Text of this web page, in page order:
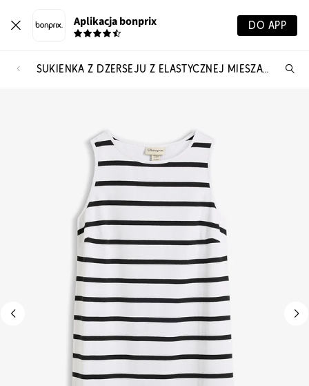
Aplikacja bonprix DO APP
SUKIENKA Z DŻERSEJU Z ELASTYCZNEJ MIESZANKI BAWEŁNY ORGANICZNEJ